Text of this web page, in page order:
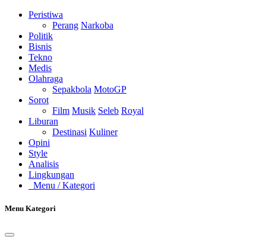
Peristiwa
Perang Narkoba
Politik
Bisnis
Tekno
Medis
Olahraga
Sepakbola MotoGP
Sorot
Film Musik Seleb Royal
Liburan
Destinasi Kuliner
Opini
Style
Analisis
Lingkungan
Menu / Kategori
Menu Kategori